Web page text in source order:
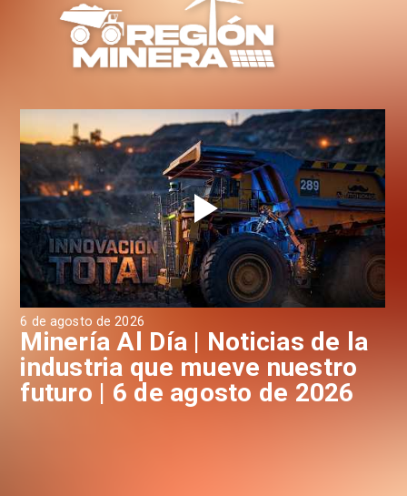
6 de agosto de 2026
Minería Al Día | Noticias de la
industria que mueve nuestro
futuro | 6 de agosto de 2026